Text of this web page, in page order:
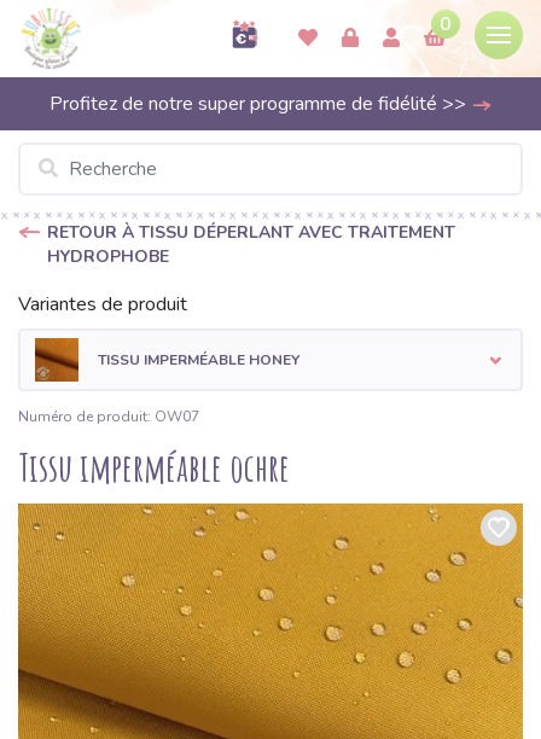
0
Profitez de notre super programme de fidélité >>
RETOUR À TISSU DÉPERLANT AVEC TRAITEMENT
HYDROPHOBE
Variantes de produit
TISSU IMPERMÉABLE HONEY
Numéro de produit: OW07
Tissu imperméable ochre